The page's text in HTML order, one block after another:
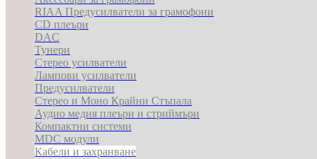
RIAA Предусилватели за грамофони
CD плеъри
DAC
Тунери
Стерео усилватели
Лампови усилватели
Предусилватели
Стерео и Моно Крайни Стъпала
Аудио медия плеъри и стриймъри
Компактни системи
MDC модули
Кабели и захранване